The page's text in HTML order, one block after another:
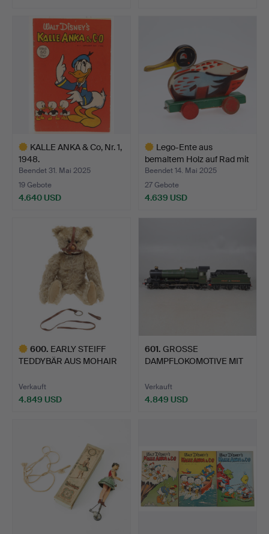
KALLE ANKA & Co, Nr. 1,
1948.
Beendet 31. Mai 2025
19 Gebote
4.640 USD
Lego-Ente aus
bemaltem Holz auf Rad mit
be…
Beendet 14. Mai 2025
27 Gebote
4.639 USD
600. EARLY STEIFF
TEDDYBÄR AUS MOHAIR
Verkauft
4.849 USD
601. GROSSE
DAMPFLOKOMOTIVE MIT
Verkauft
4.849 USD